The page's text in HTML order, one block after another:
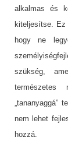
alkalmas és
kiteljesítse. Ez
hogy ne
szükség,
nem lehet
hozzá.